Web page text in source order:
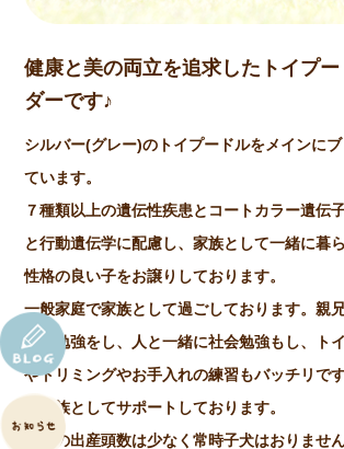
健康と美の両立を追求したトイプ
ダーです♪
シルバー(グレー)のトイプードルをメインに
ています。
７種類以上の遺伝性疾患とコートカラー遺伝
と行動遺伝学に配慮し、家族として一緒に暮
性格の良い子をお譲りしております。
一般家庭で家族として過ごしております。親
社会勉強をし、人と一緒に社会勉強もし、ト
やトリミングやお手入れの練習もバッチリで
も家族としてサポートしております。
年間の出産頭数は少なく常時子犬はおりません